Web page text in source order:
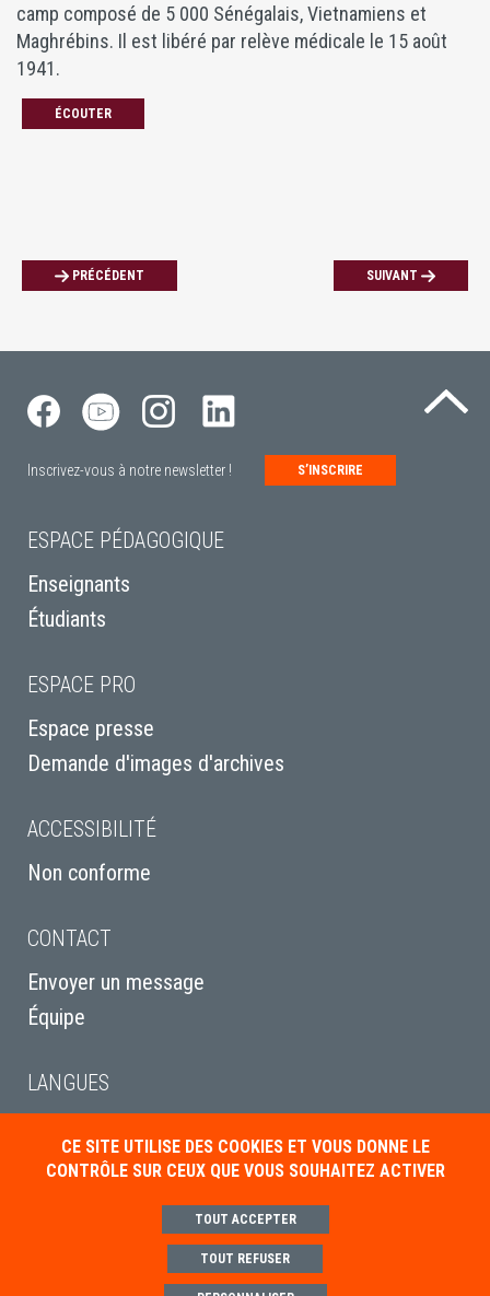
camp composé de 5 000 Sénégalais, Vietnamiens et
Maghrébins. Il est libéré par relève médicale le 15 août
1941.
ÉCOUTER
PRÉCÉDENT SUIVANT
Inscrivez-vous à notre newsletter ! S’INSCRIRE
ESPACE PÉDAGOGIQUE
Enseignants
Étudiants
ESPACE PRO
Espace presse
Demande d'images d'archives
ACCESSIBILITÉ
Non conforme
CONTACT
Envoyer un message
Équipe
LANGUES
Italiano
Politique de gestion des cookies
CE SITE UTILISE DES COOKIES ET VOUS DONNE LE
CONTRÔLE SUR CEUX QUE VOUS SOUHAITEZ ACTIVER
TOUT ACCEPTER
TOUT REFUSER